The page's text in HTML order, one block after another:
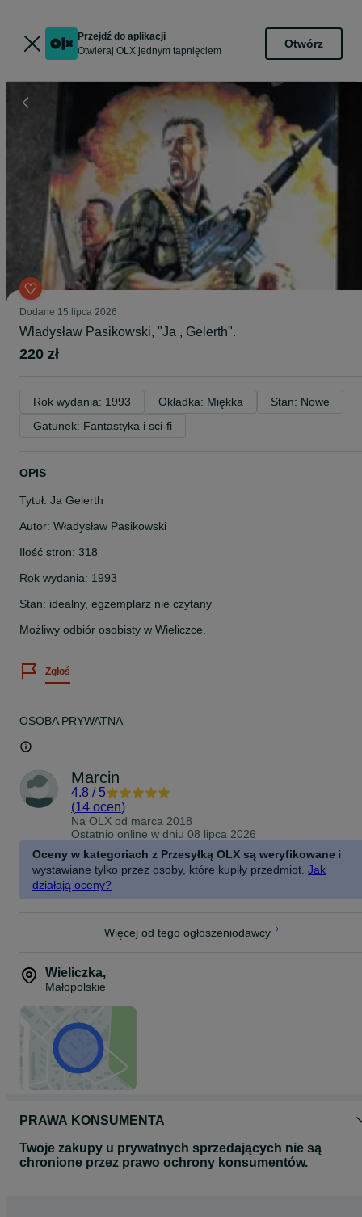
Przejdź do aplikacji
Otwieraj OLX jednym tapnięciem
Otwórz
Dodane 15 lipca 2026
Władysław Pasikowski, "Ja , Gelerth".
220 zł
Rok wydania: 1993 Okładka: Miękka
Stan: Nowe
Gatunek: Fantastyka i sci-fi
OPIS
Tytuł: Ja Gelerth
Autor: Władysław Pasikowski
Ilość stron: 318
Rok wydania: 1993
Stan: idealny, egzemplarz nie czytany
Możliwy odbiór osobisty w Wieliczce.
Zgłoś
OSOBA PRYWATNA
Marcin
4.8 / 5
(14 ocen)
Na OLX od marca 2018
Ostatnio online w dniu 08 lipca 2026
Oceny w kategoriach z Przesyłką OLX są weryfikowane i
wystawiane tylko przez osoby, które kupiły przedmiot. Jak
działają oceny?
Więcej od tego ogłoszeniodawcy
Wieliczka,
Małopolskie
PRAWA KONSUMENTA
Twoje zakupy u prywatnych sprzedających nie są
chronione przez prawo ochrony konsumentów.